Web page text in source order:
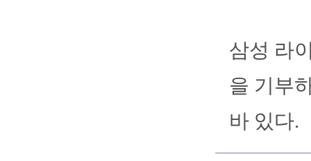
삼성 라
을 기부
바 있다.